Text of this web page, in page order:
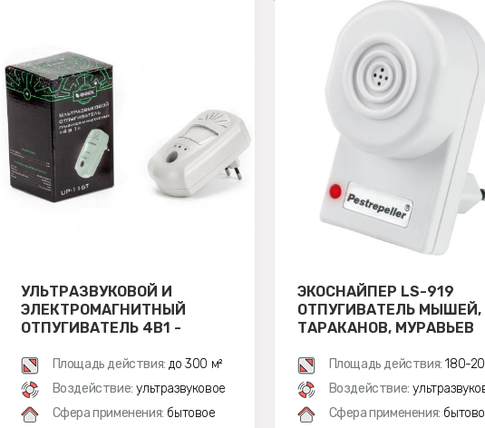
УЛЬТРАЗВУКОВОЙ И
ЭЛЕКТРОМАГНИТНЫЙ
ОТПУГИВАТЕЛЬ 4В1 -
Площадь действия: до 300 м²
Воздействие: ультразвуковое
Сфера применения: бытовое
ЭКОСНАЙПЕР LS-919
ОТПУГИВАТЕЛЬ МЫШЕЙ,
ТАРАКАНОВ, МУРАВЬЕВ
Площадь действия: 180-
Воздействие:
Сфера применения: